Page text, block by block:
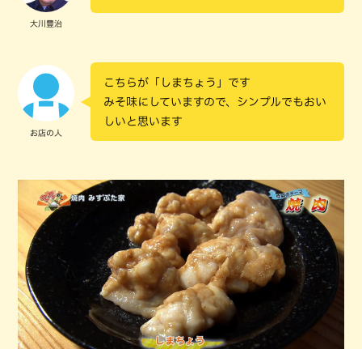
大川豊治
お店の人
こちらが「しまちょう」です
みそ味にしていますので、シンプルでもおい
しいと思います